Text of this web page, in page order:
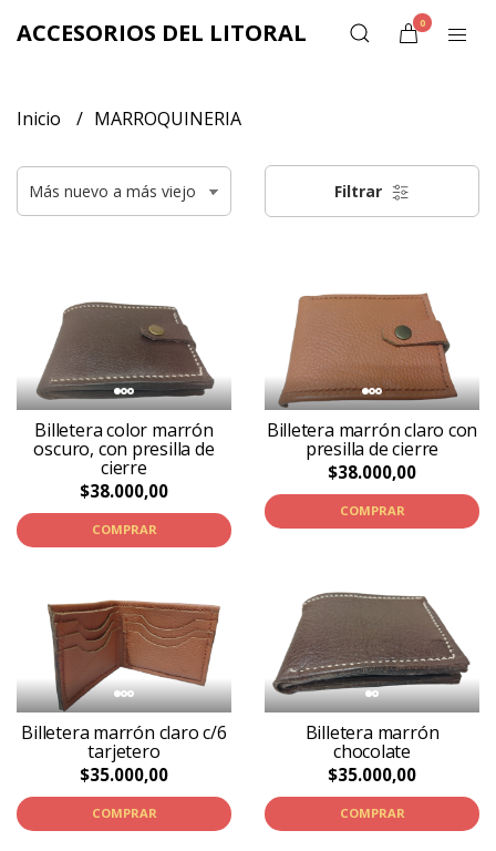
ACCESORIOS DEL LITORAL 0
Inicio MARROQUINERIA
Filtrar
Billetera color marrón
oscuro, con presilla de
cierre
$38.000,00
COMPRAR
Billetera marrón claro con
presilla de cierre
$38.000,00
COMPRAR
Billetera marrón claro c/6
tarjetero
$35.000,00
COMPRAR
Billetera marrón
chocolate
$35.000,00
COMPRAR